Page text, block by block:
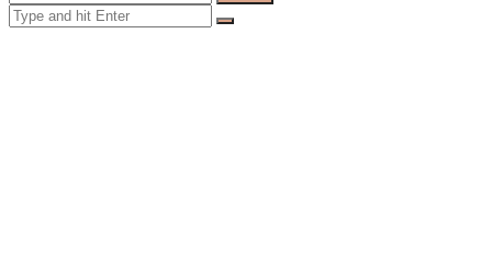
Close
Search